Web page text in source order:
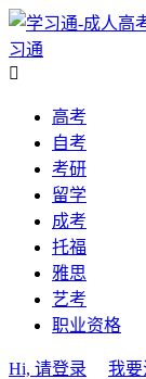
习通

高考
自考
考研
留学
成考
托福
雅思
艺考
职业资格
Hi, 请登录 我